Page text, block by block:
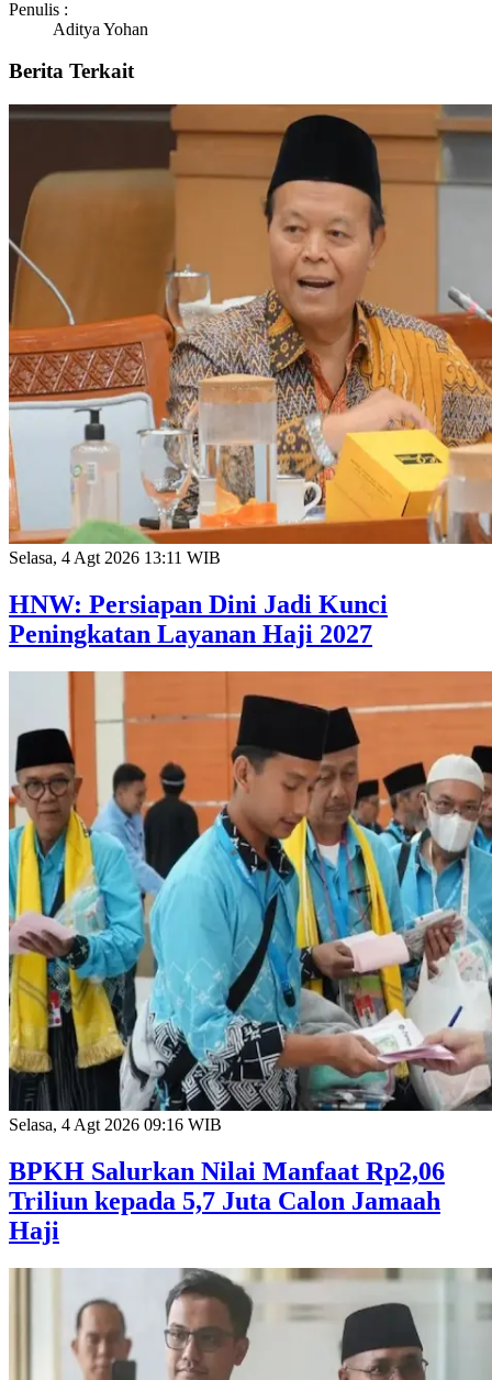
Penulis :
Aditya Yohan
Berita Terkait
Selasa, 4 Agt 2026 13:11 WIB
HNW: Persiapan Dini Jadi Kunci
Peningkatan Layanan Haji 2027
Selasa, 4 Agt 2026 09:16 WIB
BPKH Salurkan Nilai Manfaat Rp2,06
Triliun kepada 5,7 Juta Calon Jamaah
Haji